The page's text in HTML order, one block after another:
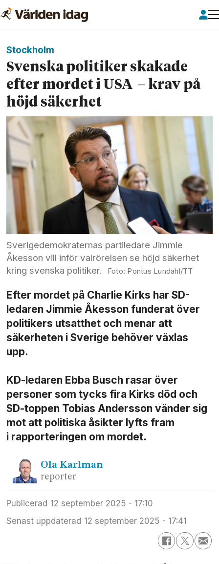
Stockholm
Svenska politiker skakade
efter mordet i USA – krav på
höjd säkerhet
Sverigedemokraternas partiledare Jimmie
Åkesson vill inför valrörelsen se höjd säkerhet
kring svenska politiker.
Pontus Lundahl/TT
Efter mordet på Charlie Kirks har SD-
ledaren Jimmie Åkesson funderat över
politikers utsatthet och menar att
säkerheten i Sverige behöver växlas
upp.
KD-ledaren Ebba Busch rasar över
personer som tycks fira Kirks död och
SD-toppen Tobias Andersson vänder sig
mot att politiska åsikter lyfts fram
i rapporteringen om mordet.
Ola Karlman
reporter
Publicerad
12 september 2025 - 17:10
Senast uppdaterad
12 september 2025 - 17:41